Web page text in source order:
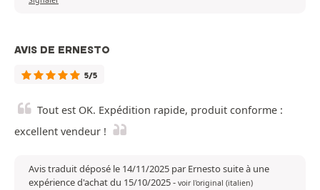
AVIS DE ERNESTO
5/5
Tout est OK. Expédition rapide, produit conforme :
excellent vendeur !
Avis traduit déposé le 14/11/2025 par Ernesto suite à une
expérience d'achat du 15/10/2025- voir l'original (italien)